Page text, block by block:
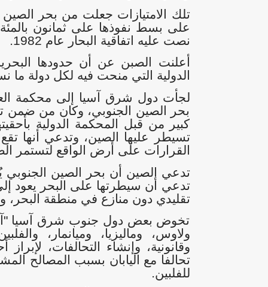
تلك الامتيازات جعلت من بحر
على بسط نفوذها على ثمانون
نصت عليه اتفاقية البحار عام 1982
.
الدولية التي منحت فيه لكل دولة ما نسبته 200 كيلومتر كحدود
لجأت دول شرق آسيا إلى محكمة
بحر الصين الجنوبي، وكان من ضمن
كبير من قبل المحكمة الدولية
تسيطر عليها الصين، وتدعي أنها
القرارات على أرض الواقع لتستمر
تدعي الصين أن بحر الصين الجنوبي
تدعي أن سيطرتها على البحر يعود
تقليدي دون منازع في منطقة
تخوض بعض دول جنوب شرق آسيا
ولاوس، وماليزيا، وميانمار،
وقانونية، وإنشاء التحالفات،
تحالفا مع اليابان بسبب المصالح
للفلبين.